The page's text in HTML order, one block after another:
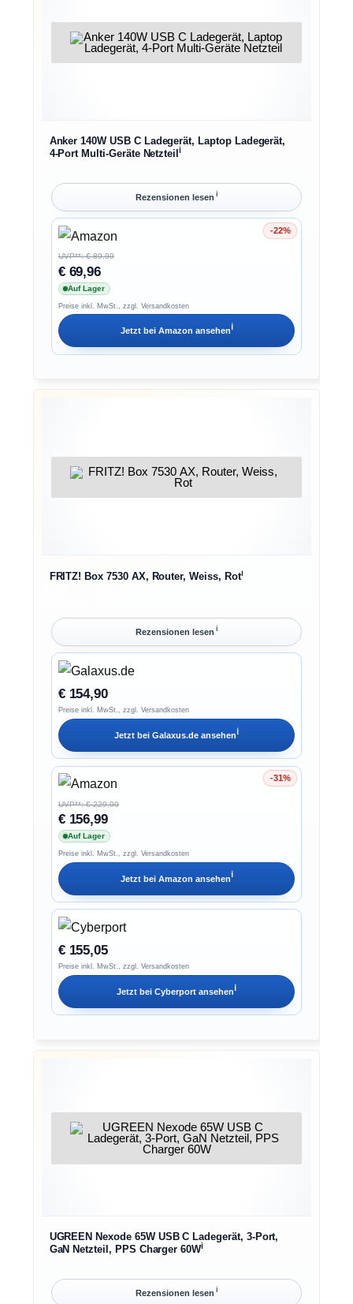
Anker 140W USB C Ladegerät, Laptop Ladegerät,
4-Port Multi-Geräte Netzteilℹ︎
Rezensionen lesen ℹ︎
-22%
Ersparnis 22%
UVP**: € 89,99
€ 69,96
Auf Lager
Preise inkl. MwSt., zzgl. Versandkosten
Jetzt bei Amazon ansehenℹ︎
FRITZ! Box 7530 AX, Router, Weiss, Rotℹ︎
Rezensionen lesen ℹ︎
€ 154,90
Preise inkl. MwSt., zzgl. Versandkosten
Jetzt bei Galaxus.de ansehenℹ︎
-31%
Ersparnis 31%
UVP**: € 229,00
€ 156,99
Auf Lager
Preise inkl. MwSt., zzgl. Versandkosten
Jetzt bei Amazon ansehenℹ︎
€ 155,05
Preise inkl. MwSt., zzgl. Versandkosten
Jetzt bei Cyberport ansehenℹ︎
UGREEN Nexode 65W USB C Ladegerät, 3-Port,
GaN Netzteil, PPS Charger 60Wℹ︎
Rezensionen lesen ℹ︎